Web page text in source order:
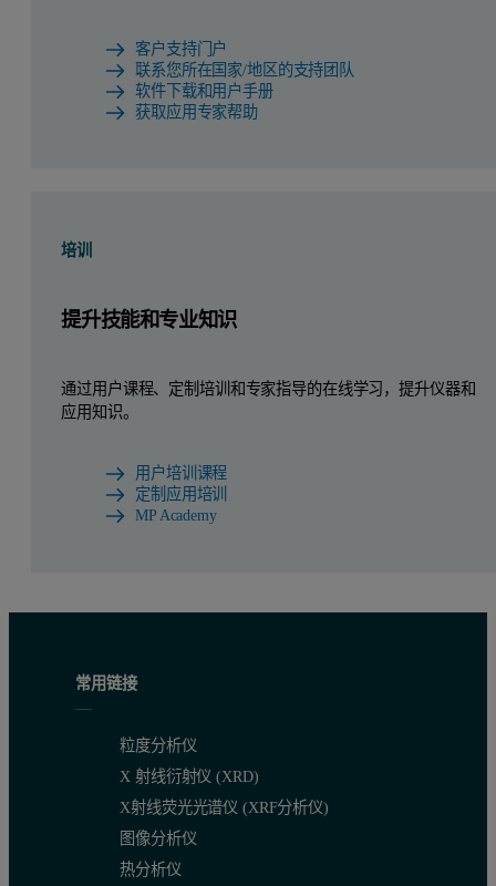
客户支持门户
联系您所在国家/地区的支持团队
软件下载和用户手册
获取应用专家帮助
培训
提升技能和专业知识
通过用户课程、定制培训和专家指导的在线学习，提升仪器和
应用知识。
用户培训课程
定制应用培训
MP Academy
常用链接
粒度分析仪
X 射线衍射仪 (XRD)
X射线荧光光谱仪 (XRF分析仪)
图像分析仪
热分析仪